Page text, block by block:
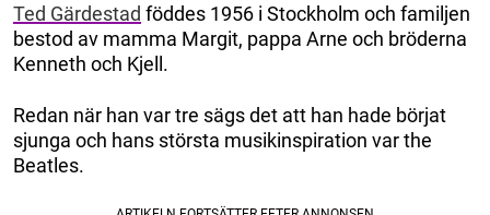
Ted Gärdestad föddes 1956 i Stockholm och familjen
bestod av mamma Margit, pappa Arne och bröderna
Kenneth och Kjell.
Redan när han var tre sägs det att han hade börjat
sjunga och hans största musikinspiration var the
Beatles.